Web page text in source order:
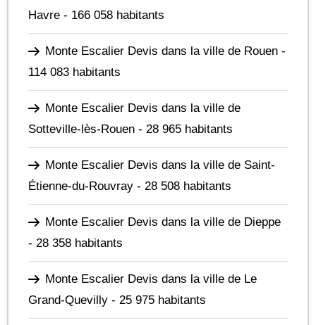
Havre - 166 058 habitants
Monte Escalier Devis dans la ville de Rouen -
114 083 habitants
Monte Escalier Devis dans la ville de
Sotteville-lès-Rouen - 28 965 habitants
Monte Escalier Devis dans la ville de Saint-
Étienne-du-Rouvray - 28 508 habitants
Monte Escalier Devis dans la ville de Dieppe
- 28 358 habitants
Monte Escalier Devis dans la ville de Le
Grand-Quevilly - 25 975 habitants